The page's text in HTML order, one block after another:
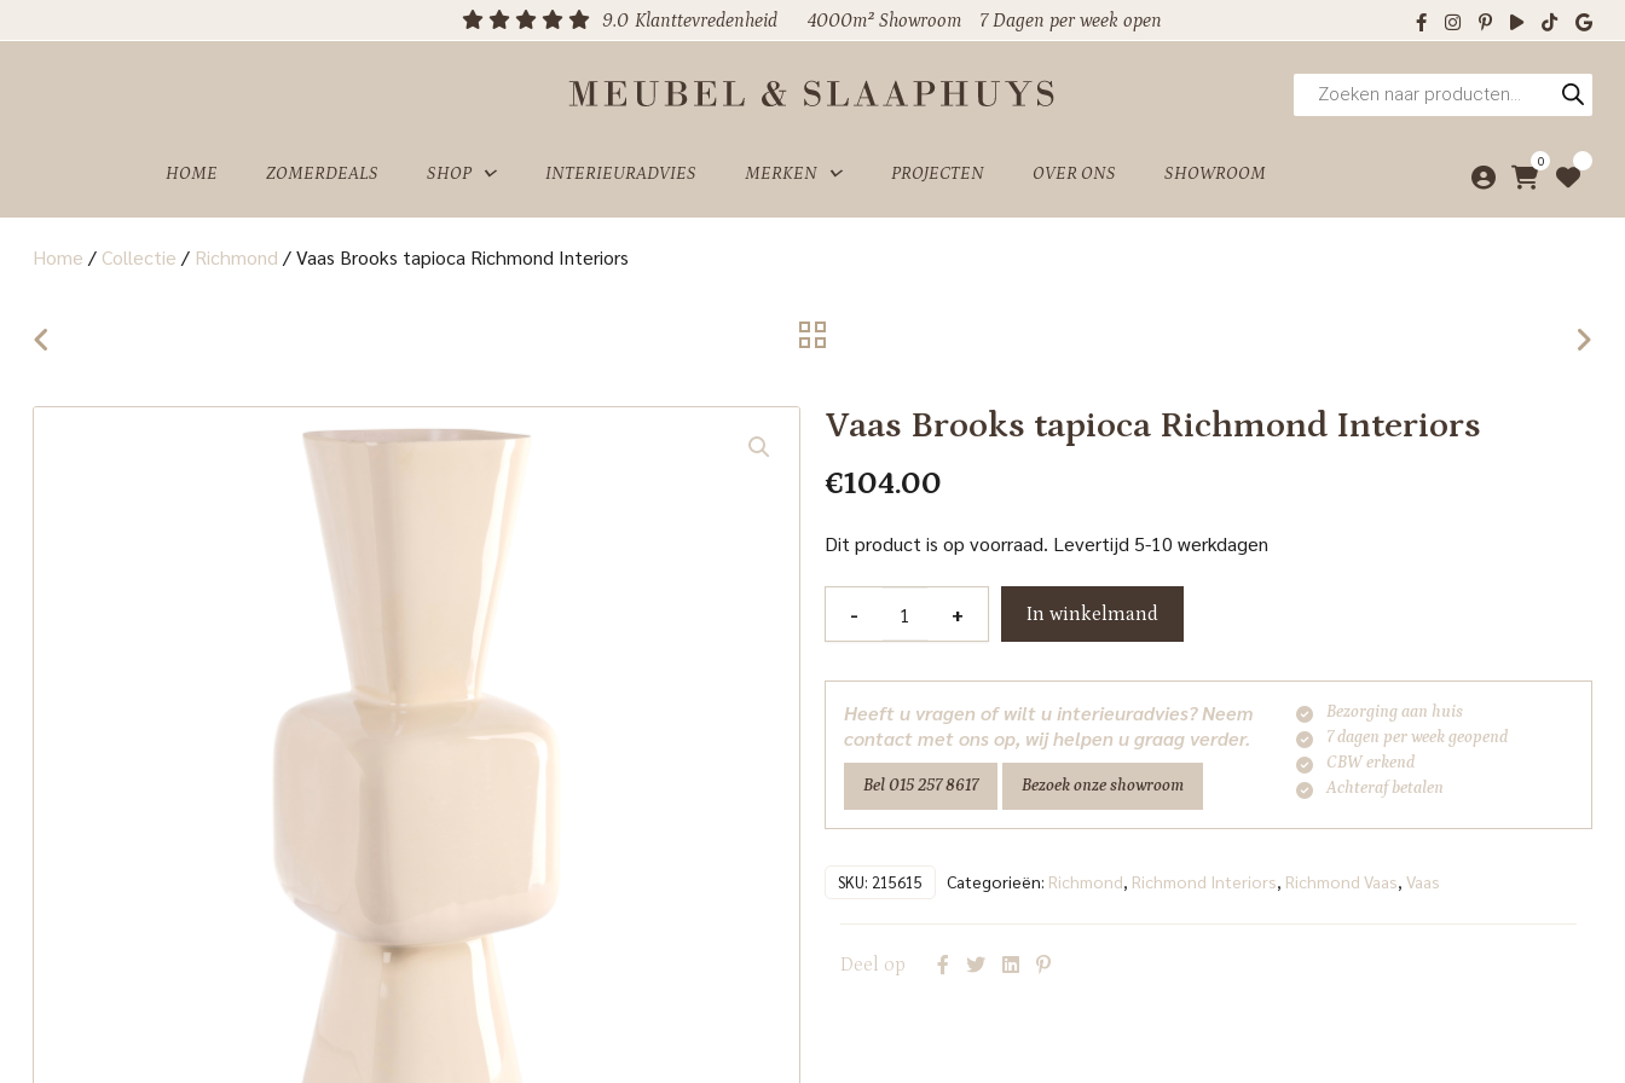
9.0 Klanttevredenheid 4000m² Showroom 7 Dagen per week open
Producten
zoeken
HOME ZOMERDEALS SHOP INTERIEURADVIES MERKEN PROJECTEN OVER ONS SHOWROOM
0
SHOWROOM
Home / Collectie / Richmond /Vaas Brooks tapioca Richmond Interiors
Vaas Brooks tapioca Richmond Interiors
€104.00
Dit product is op voorraad. Levertijd 5-10 werkdagen
-
Interiors
aantal
+ In winkelmand
Heeft u vragen of wilt u interieuradvies? Neem
contact met ons op, wij helpen u graag verder.
Bel 015 257 8617 Bezoek onze showroom
Bezorging aan huis
7 dagen per week geopend
CBW erkend
Achteraf betalen
SKU: 215615 Categorieën: Richmond, Richmond Interiors, Richmond Vaas, Vaas
Deel op